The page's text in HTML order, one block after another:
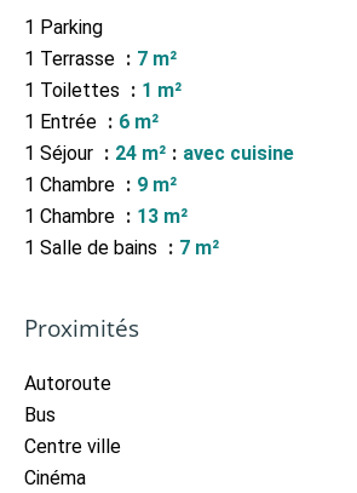
1 Parking
1 Terrasse
7 m²
1 Toilettes
1 m²
1 Entrée
6 m²
1 Séjour
24 m²
avec cuisine
1 Chambre
9 m²
1 Chambre
13 m²
1 Salle de bains
7 m²
Proximités
Autoroute
Bus
Centre ville
Cinéma